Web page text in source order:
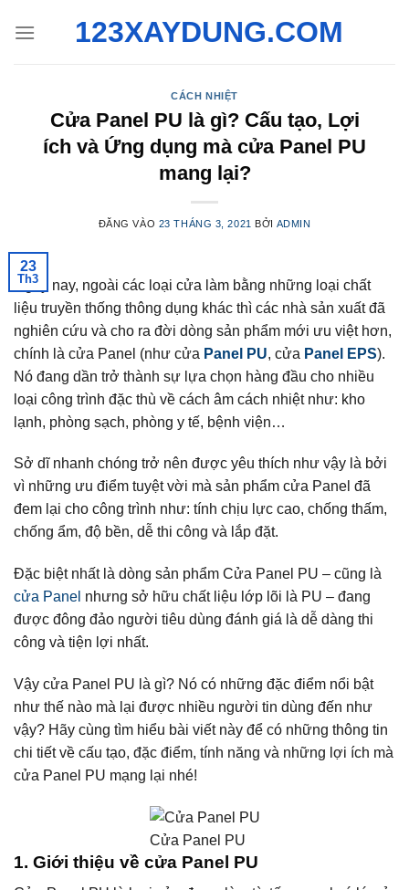
qua
123XAYDUNG.COM
CÁCH NHIỆT
Cửa Panel PU là gì? Cấu tạo, Lợi
ích và Ứng dụng mà cửa Panel PU
mang lại?
ĐĂNG VÀO 23 THÁNG 3, 2021 BỞI ADMIN
23
Th3
Ngày nay, ngoài các loại cửa làm bằng những loại chất
liệu truyền thống thông dụng khác thì các nhà sản xuất đã
nghiên cứu và cho ra đời dòng sản phẩm mới ưu việt hơn,
chính là cửa Panel (như cửa Panel PU, cửa Panel EPS).
Nó đang dần trở thành sự lựa chọn hàng đầu cho nhiều
loại công trình đặc thù về cách âm cách nhiệt như: kho
lạnh, phòng sạch, phòng y tế, bệnh viện…
Sở dĩ nhanh chóng trở nên được yêu thích như vậy là bởi
vì những ưu điểm tuyệt vời mà sản phẩm cửa Panel đã
đem lại cho công trình như: tính chịu lực cao, chống thấm,
chống ẩm, độ bền, dễ thi công và lắp đặt.
Đặc biệt nhất là dòng sản phẩm Cửa Panel PU – cũng là
cửa Panel nhưng sở hữu chất liệu lớp lõi là PU – đang
được đông đảo người tiêu dùng đánh giá là dễ dàng thi
công và tiện lợi nhất.
Vậy cửa Panel PU là gì? Nó có những đặc điểm nổi bật
như thế nào mà lại được nhiều người tin dùng đến như
vậy? Hãy cùng tìm hiểu bài viết này để có những thông tin
chi tiết về cấu tạo, đặc điểm, tính năng và những lợi ích mà
cửa Panel PU mạng lại nhé!
Cửa Panel PU
1. Giới thiệu về cửa Panel PU